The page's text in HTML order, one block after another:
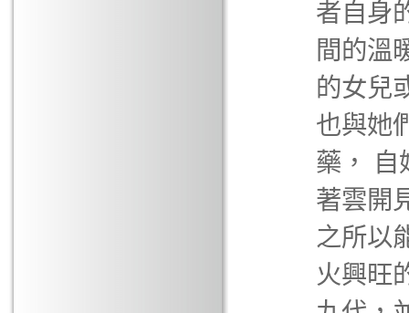
者自身
間的溫
的女兒
也與她
藥， 自
著雲開
之所以
火興旺